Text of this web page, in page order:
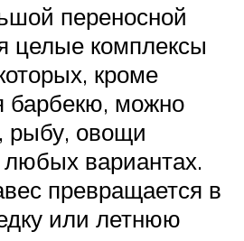
переносной
целые комплексы
кроме
барбекю, можно
рыбу, овощи
любых вариантах.
превращается в
или летнюю